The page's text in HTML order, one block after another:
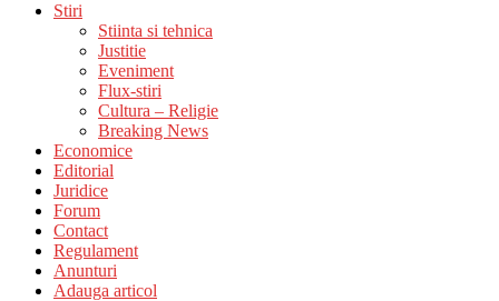
Stiri
Stiinta si tehnica
Justitie
Eveniment
Flux-stiri
Cultura – Religie
Breaking News
Economice
Editorial
Juridice
Forum
Contact
Regulament
Anunturi
Adauga articol